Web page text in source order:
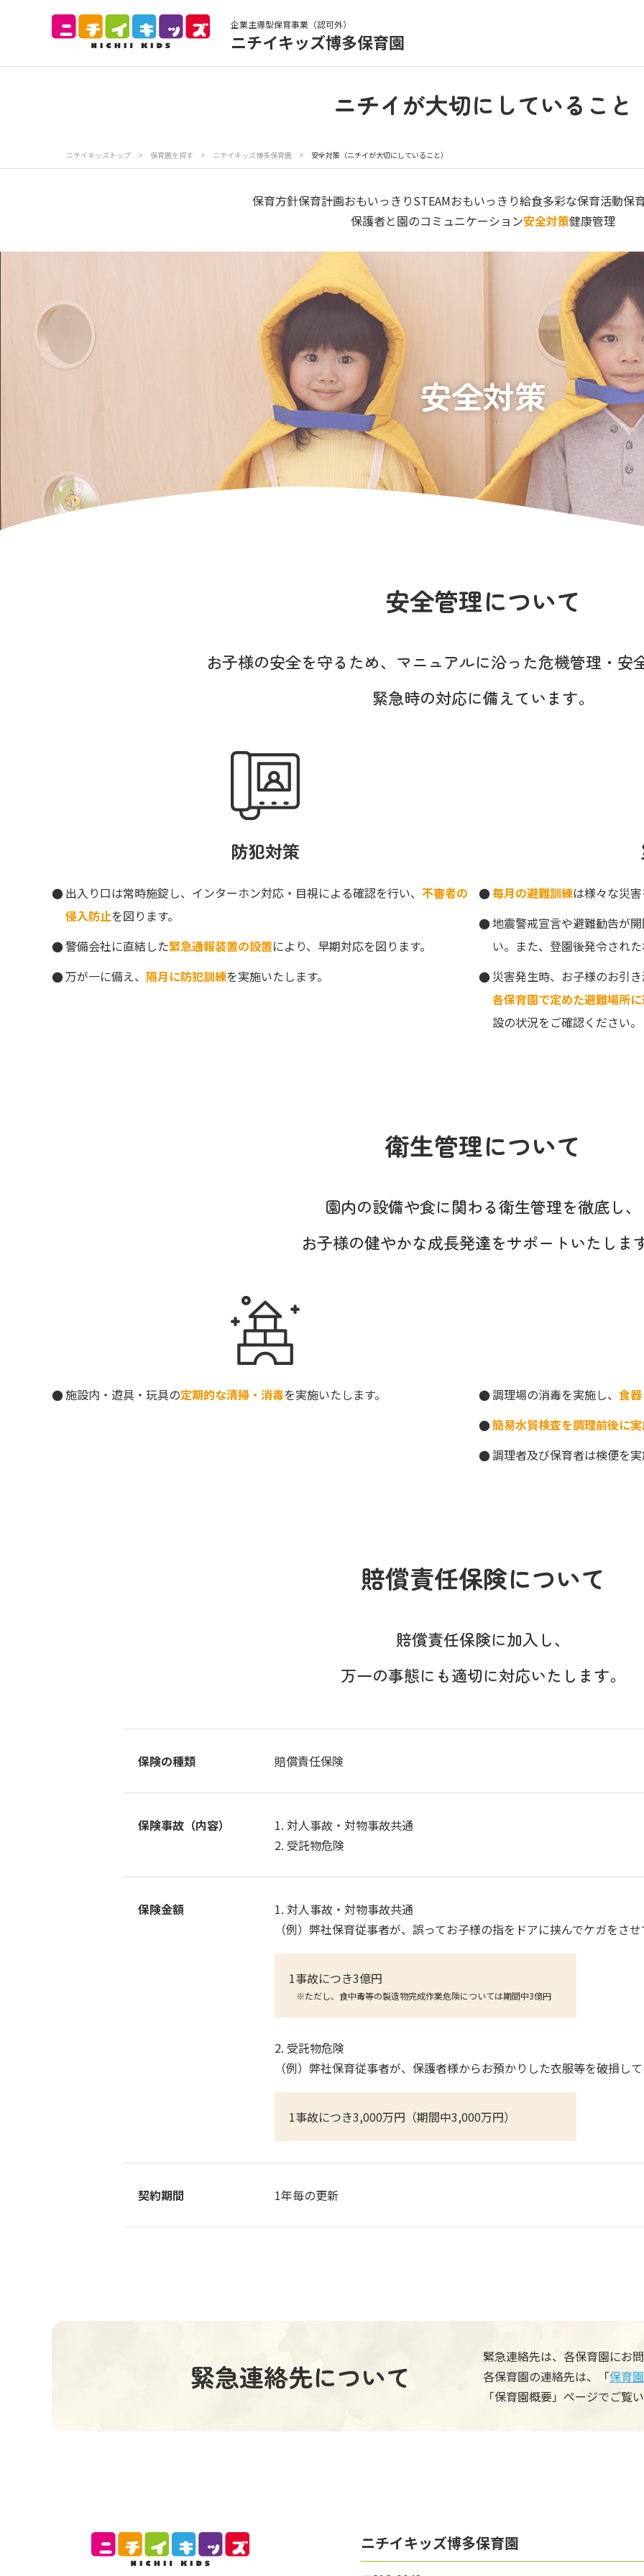
企業主導型保育事業（認可外）
ニチイキッズ博多保育園
保育園見学 入園の概要
写真販売サービス 各種書類 お仕事をお探しの方
プライバシーポリシー サイトのご利用について サイトマップ ニチイ学館
ニチイが大切にしていること
ニチイキッズトップ > 保育園を探す > ニチイキッズ博多保育園 > 安全対策（ニチイが大切にしていること）
保育方針保育計画おもいっきりSTEAMおもいっきり給食多彩な保育活動保
保護者と園のコミュニケーション安全対策健康管理
安全対策
安全管理について
お子様の安全を守るため、 マニュアルに沿った危機管理・安
緊急時の対応に備えています。
防犯対策
出入り口は常時施錠し、インターホン対応・目視による確認を行い、 不審者の
侵入防止を図ります。
警備会社に直結した緊急通報装置の設置により、早期対応を図ります。
万が一に備え、 隔月に防犯訓練を実施いたします。
毎月の避難訓練は様々な災害
地震警戒宣言や避難勧告が
い。また、登園後発令され
災害発生時、お子様のお引
各保育園で定めた避難場所
設の状況をご確認ください。
衛生管理について
園内の設備や食に関わる衛生管理を徹底し、
お子様の健やかな成長発達をサポートいたしま
施設内・遊具・玩具の定期的な清掃・消毒を実施いたします。 調理場の消毒を実施し、 食
簡易水質検査を調理前後に
調理者及び保育者は検便を実
賠償責任保険について
賠償責任保険に加入し、
万一の事態にも適切に対応いたします。
保険の種類 賠償責任保険
保険事故（内容）
1. 対人事故・対物事故共通
2. 受託物危険
保険金額
1. 対人事故・対物事故共通
（例）弊社保育従事者が、誤ってお子様の指をドアに挟んでケガをさ
1事故につき3億円
※ただし、食中毒等の製造物完成作業危険については期間中3億円
2. 受託物危険
（例）弊社保育従事者が、保護者様からお預かりした衣服等を破損し
1事故につき3,000万円（期間中3,000万円）
契約期間 1年毎の更新
緊急連絡先について
緊急連絡先は、各保育園にお
各保育園の連絡先は、「保育
「保育園概要」ページでご覧
ニチイキッズ博多保育園